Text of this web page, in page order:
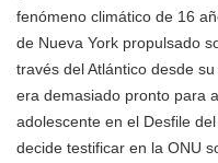
fenómeno climático de 16
de Nueva York propulsado
través del Atlántico desde
era demasiado pronto para
adolescente en el Desfile
decide testificar en la ONU